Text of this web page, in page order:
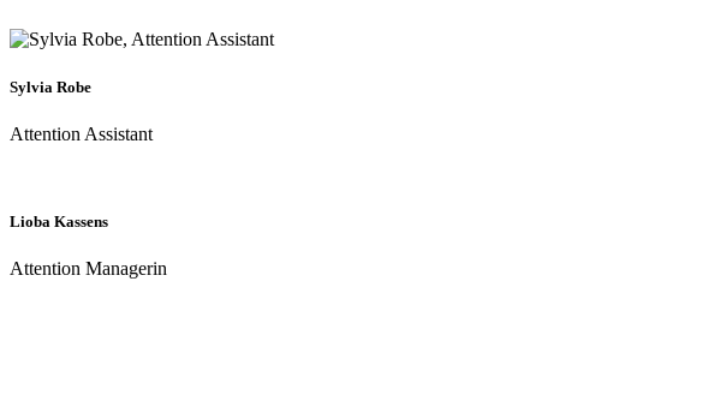
Sylvia Robe
Attention Assistant
Lioba Kassens
Attention Managerin